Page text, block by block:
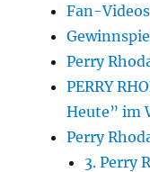
Fan-Videos
Perry
PERRY
Heute” im
Perry
3. Perry